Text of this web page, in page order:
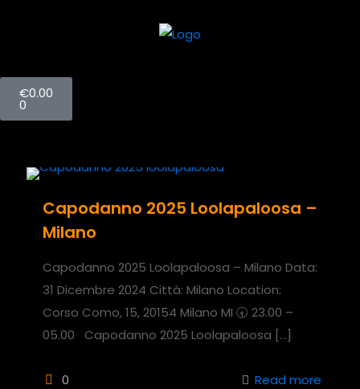
€0.00
0
Capodanno 2025 Loolapaloosa –
Milano
Capodanno 2025 Loolapaloosa – Milano Data:
31 Dicembre 2024 Città: Milano Location:
Corso Como, 15, 20154 Milano MI 🕣 23.00 –
05.00 Capodanno 2025 Loolapaloosa […]
0 Read more